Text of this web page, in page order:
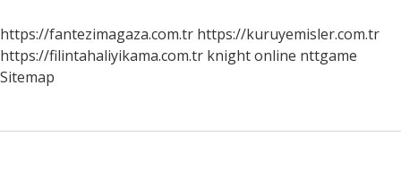
https://fantezimagaza.com.tr https://kuruyemisler.com.tr
https://filintahaliyikama.com.tr knight online nttgame
Sitemap